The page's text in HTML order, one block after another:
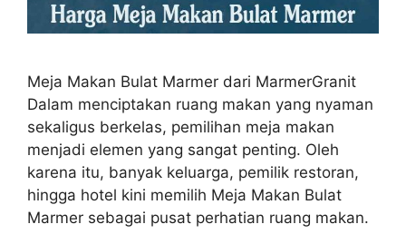
Meja Makan Bulat Marmer dari MarmerGranit
Dalam menciptakan ruang makan yang nyaman
sekaligus berkelas, pemilihan meja makan
menjadi elemen yang sangat penting. Oleh
karena itu, banyak keluarga, pemilik restoran,
hingga hotel kini memilih Meja Makan Bulat
Marmer sebagai pusat perhatian ruang makan.